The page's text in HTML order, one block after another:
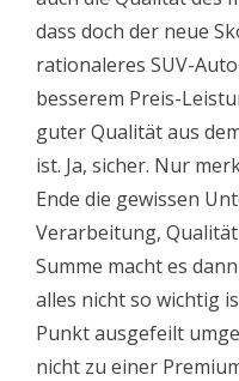
dass doch der neue
rationaleres SUV-
besserem Preis-
guter Qualität aus
ist. Ja, sicher. Nur
Ende die gewissen
Verarbeitung,
Summe macht es
alles nicht so wichtig
Punkt ausgefeilt
nicht zu einer